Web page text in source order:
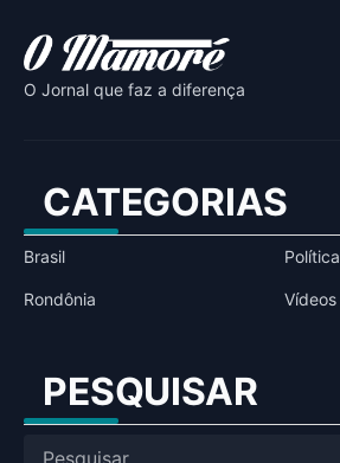
O Jornal que faz a diferença
CATEGORIAS
Brasil Política
Rondônia Vídeos
PESQUISAR